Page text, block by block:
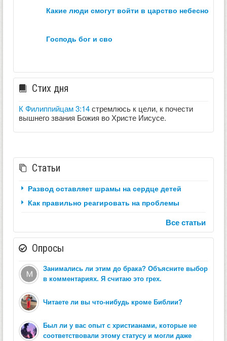
какие люди смогут войти в царство небесное？
господь бог и сво
Стих дня
К Филиппийцам 3:14стремлюсь к цели, к почести
вышнего звания Божия во Христе Иисусе.
Статьи
Развод оставляет шрамы на сердце детей
Как правильно реагировать на проблемы
Все статьи
Опросы
Занимались ли этим до брака? Объясните выбор
в комментариях. Я считаю это грех.
Читаете ли вы что-нибудь кроме Библии?
Был ли у вас опыт с христианами, которые не
соответствовали этому статусу и могли даже